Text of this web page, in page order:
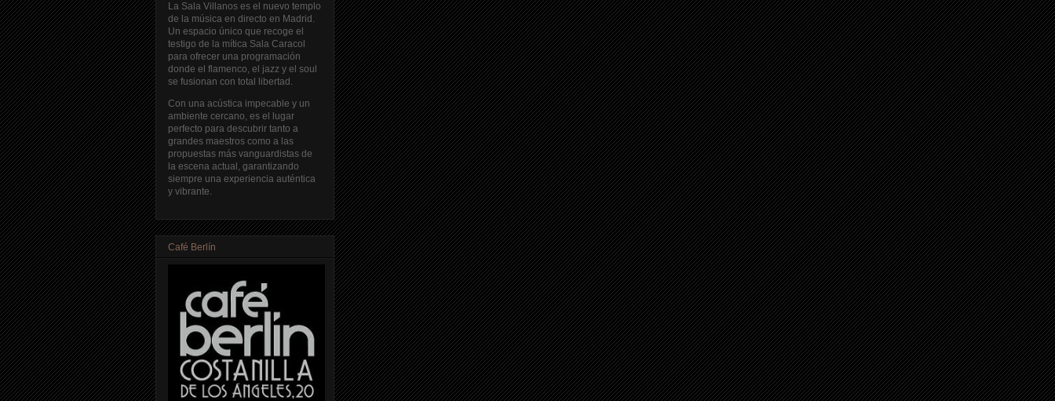
La Sala Villanos es el nuevo templo
de la música en directo en Madrid.
Un espacio único que recoge el
testigo de la mítica Sala Caracol
para ofrecer una programación
donde el flamenco, el jazz y el soul
se fusionan con total libertad.
Con una acústica impecable y un
ambiente cercano, es el lugar
perfecto para descubrir tanto a
grandes maestros como a las
propuestas más vanguardistas de
la escena actual, garantizando
siempre una experiencia auténtica
y vibrante.
Café Berlín